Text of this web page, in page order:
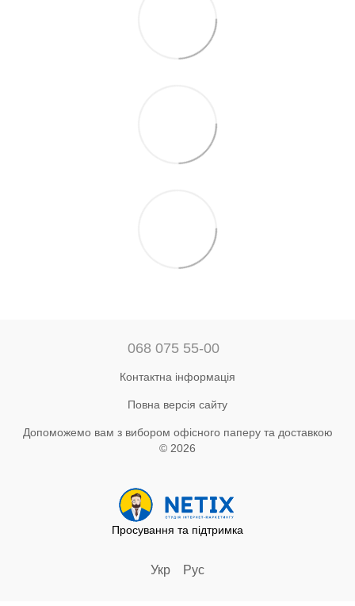
068 075 55-00
Контактна інформація
Повна версія сайту
Допоможемо вам з вибором офісного паперу та доставкою
© 2026
Просування та підтримка
Укр Рус